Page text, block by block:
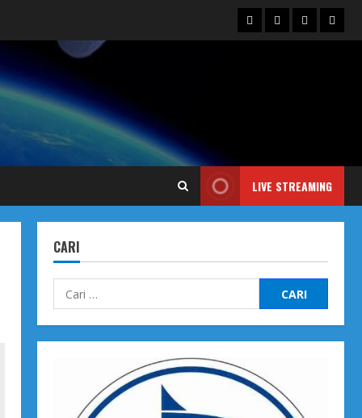
Blog Contact
Us
Siaran
Iklan
LIVE STREAMING
CARI
Cari
untuk: